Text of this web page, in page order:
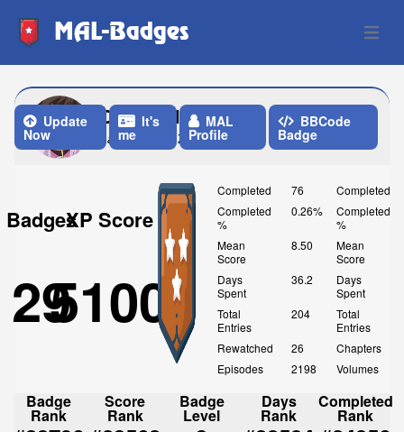
MAL-Badges Open
Orkestrel
Last Update: 7 Days ago
Update
Now
It's
me
MAL
Profile
BBCode
Badge
Badges
29
XP Score
5100
Completed
76
Completed
%
0.26%
Mean
Score
8.50
Days
Spent
36.2
Total
Entries
204
Rewatched
26
Episodes
2198
Completed
Completed
%
Mean
Score
Days
Spent
Total
Entries
Chapters
Volumes
Badge
Rank
Score
Rank
Badge
Level
Days
Rank
Completed
Rank